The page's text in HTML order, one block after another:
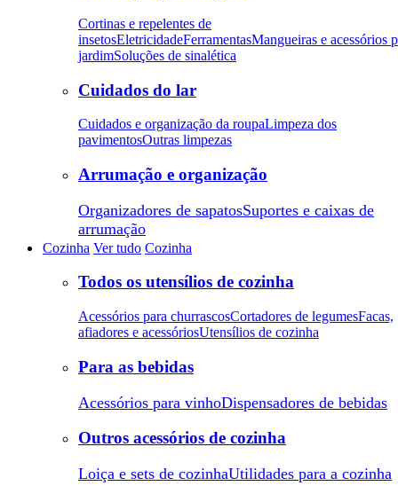
Cortinas e repelentes de
insetosEletricidadeFerramentasMangueiras e acessórios
jardimSoluções de sinalética
Cuidados do lar
Cuidados e organização da roupaLimpeza dos
pavimentosOutras limpezas
Arrumação e organização
Organizadores de sapatosSuportes e caixas de
arrumação
Cozinha Ver tudo Cozinha
Todos os utensílios de cozinha
Acessórios para churrascosCortadores de legumesFacas,
afiadores e acessóriosUtensílios de cozinha
Para as bebidas
Acessórios para vinhoDispensadores de bebidas
Outros acessórios de cozinha
Loiça e sets de cozinhaUtilidades para a cozinha